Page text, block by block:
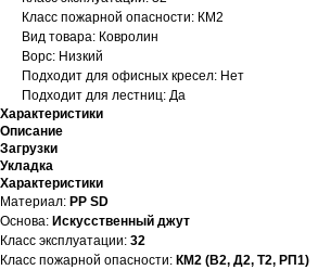
Класс пожарной опасности: КМ2
Вид товара: Ковролин
Ворс: Низкий
Подходит для офисных кресел: Нет
Подходит для лестниц: Да
Характеристики
Описание
Загрузки
Укладка
Характеристики
Материал: PP SD
Основа: Искусственный джут
Класс эксплуатации: 32
Класс пожарной опасности: КМ2 (В2, Д2, Т2, РП1)